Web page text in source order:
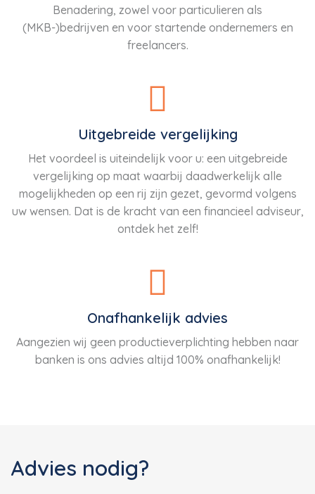
Benadering, zowel voor particulieren als
(MKB-)bedrijven en voor startende ondernemers en
freelancers.
Uitgebreide vergelijking
Het voordeel is uiteindelijk voor u: een uitgebreide
vergelijking op maat waarbij daadwerkelijk alle
mogelijkheden op een rij zijn gezet, gevormd volgens
uw wensen. Dat is de kracht van een financieel adviseur,
ontdek het zelf!
Onafhankelijk advies
Aangezien wij geen productieverplichting hebben naar
banken is ons advies altijd 100% onafhankelijk!
Advies nodig?